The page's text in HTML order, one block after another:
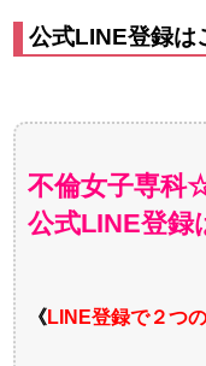
公式LINE登録
不倫女子専科
公式LINE登
《LINE登録で２つ